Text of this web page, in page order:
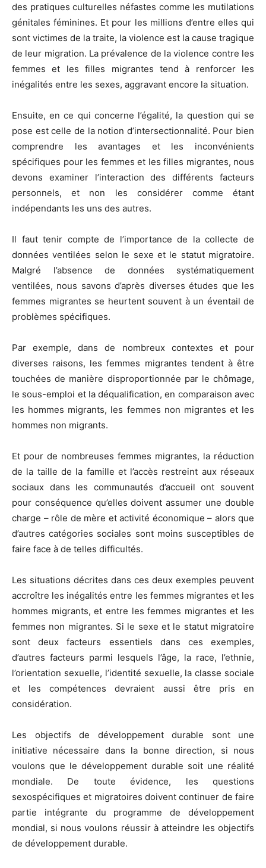
des pratiques culturelles néfastes comme les mutilations
génitales féminines. Et pour les millions d’entre elles qui
sont victimes de la traite, la violence est la cause tragique
de leur migration. La prévalence de la violence contre les
femmes et les filles migrantes tend à renforcer les
inégalités entre les sexes, aggravant encore la situation.
Ensuite, en ce qui concerne l’égalité, la question qui se
pose est celle de la notion d’intersectionnalité. Pour bien
comprendre les avantages et les inconvénients
spécifiques pour les femmes et les filles migrantes, nous
devons examiner l’interaction des différents facteurs
personnels, et non les considérer comme étant
indépendants les uns des autres.
Il faut tenir compte de l’importance de la collecte de
données ventilées selon le sexe et le statut migratoire.
Malgré l’absence de données systématiquement
ventilées, nous savons d’après diverses études que les
femmes migrantes se heurtent souvent à un éventail de
problèmes spécifiques.
Par exemple, dans de nombreux contextes et pour
diverses raisons, les femmes migrantes tendent à être
touchées de manière disproportionnée par le chômage,
le sous-emploi et la déqualification, en comparaison avec
les hommes migrants, les femmes non migrantes et les
hommes non migrants.
Et pour de nombreuses femmes migrantes, la réduction
de la taille de la famille et l’accès restreint aux réseaux
sociaux dans les communautés d’accueil ont souvent
pour conséquence qu’elles doivent assumer une double
charge – rôle de mère et activité économique – alors que
d’autres catégories sociales sont moins susceptibles de
faire face à de telles difficultés.
Les situations décrites dans ces deux exemples peuvent
accroître les inégalités entre les femmes migrantes et les
hommes migrants, et entre les femmes migrantes et les
femmes non migrantes. Si le sexe et le statut migratoire
sont deux facteurs essentiels dans ces exemples,
d’autres facteurs parmi lesquels l’âge, la race, l’ethnie,
l’orientation sexuelle, l’identité sexuelle, la classe sociale
et les compétences devraient aussi être pris en
considération.
Les objectifs de développement durable sont une
initiative nécessaire dans la bonne direction, si nous
voulons que le développement durable soit une réalité
mondiale. De toute évidence, les questions
sexospécifiques et migratoires doivent continuer de faire
partie intégrante du programme de développement
mondial, si nous voulons réussir à atteindre les objectifs
de développement durable.